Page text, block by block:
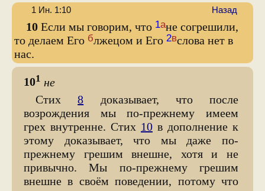
10 Если мы говорим, что 1ане согрешили,
то делаем Его блжецом и Его 2вслова нет в
нас.
1 Ин. 1:10 Назад
101 не
Стих8 доказывает, что после
возрождения мы по-прежнему имеем
грех внутренне. Стих 10 в дополнение к
этому доказывает, что мы даже по-
прежнему грешим внешне, хотя и не
привычно. Мы по-прежнему грешим
внешне в своём поведении, потому что